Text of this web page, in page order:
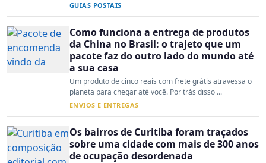
GUIAS POSTAIS
Como funciona a entrega de produtos
da China no Brasil: o trajeto que um
pacote faz do outro lado do mundo até
a sua casa
Um produto de cinco reais com frete grátis atravessa o
planeta para chegar até você. Por trás disso ...
ENVIOS E ENTREGAS
Os bairros de Curitiba foram traçados
sobre uma cidade com mais de 300 anos
de ocupação desordenada